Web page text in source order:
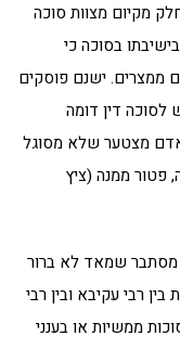
מקיום מצוות סוכה
בסוכה כי
ממצרים. ישנם פוסקים
לסוכה דין דומה
אדם מצטער שלא מסוגל
ממנה (ציץ
מסתבר שמאד לא ברור
רבי עקיבא ובין רבי
ממשיות או בענני